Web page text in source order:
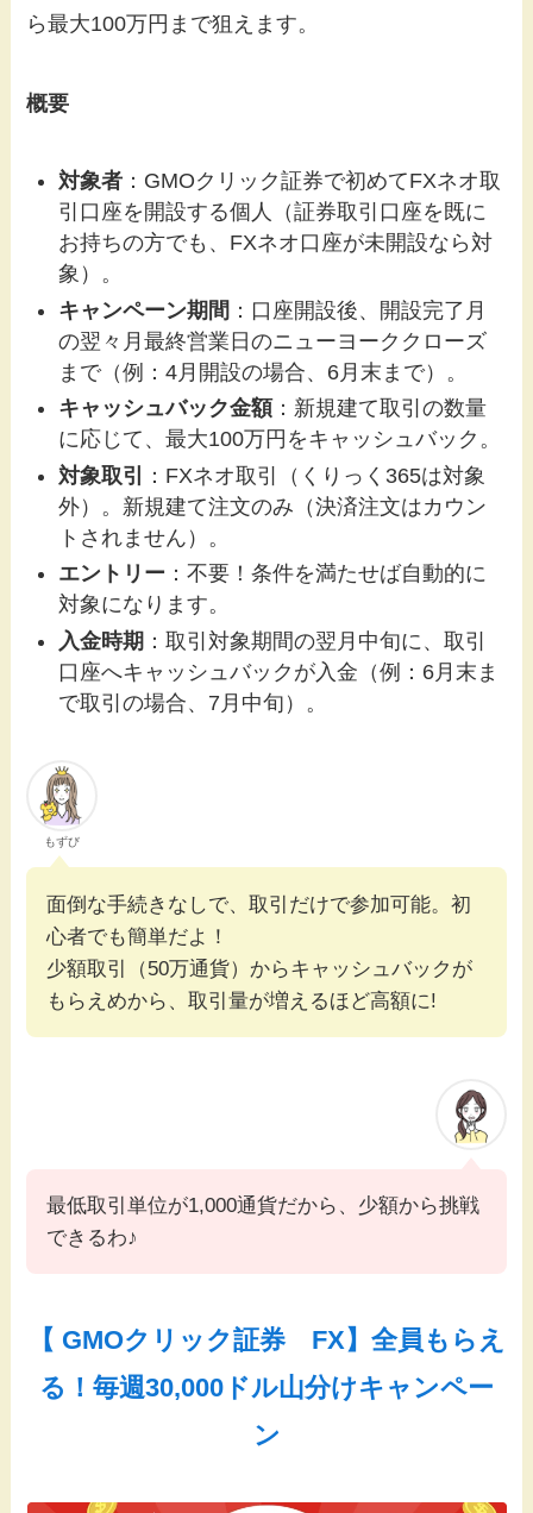
ら最大100万円まで狙えます。
概要
対象者 ：GMOクリック証券で初めてFXネオ取
引口座を開設する個人（証券取引口座を既に
お持ちの方でも、FXネオ口座が未開設なら対
象）。
キャンペーン期間 ：口座開設後、開設完了月
の翌々月最終営業日のニューヨーククローズ
まで（例：4月開設の場合、6月末まで）。
キャッシュバック金額 ：新規建て取引の数量
に応じて、最大100万円をキャッシュバック。
対象取引
：FXネオ取引（くりっく365は対象
外）。新規建て注文のみ（決済注文はカウン
トされません）。
エントリー ：不要！条件を満たせば自動的に
対象になります。
入金時期 ：取引対象期間の翌月中旬に、取引
口座へキャッシュバックが入金（例：6月末ま
で取引の場合、7月中旬）。
もずび
面倒な手続きなしで、取引だけで参加可能。初
心者でも簡単だよ！
少額取引（50万通貨）からキャッシュバックが
もらえめから、取引量が増えるほど高額に!
最低取引単位が1,000通貨だから、少額から挑戦
できるわ♪
【 GMOクリック証券 FX】全員もらえ
る！毎週30,000ドル山分けキャンペー
ン